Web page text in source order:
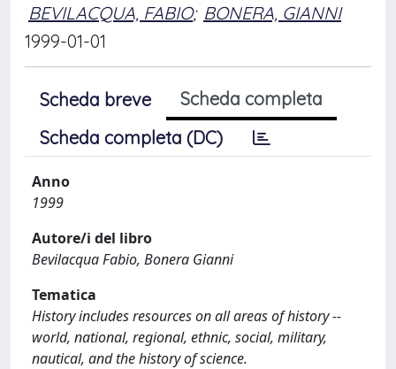
BEVILACQUA, FABIO; BONERA, GIANNI
1999-01-01
Scheda breve
Scheda completa
Scheda completa (DC)
Anno
1999
Autore/i del libro
Bevilacqua Fabio, Bonera Gianni
Tematica
History includes resources on all areas of history --
world, national, regional, ethnic, social, military,
nautical, and the history of science.